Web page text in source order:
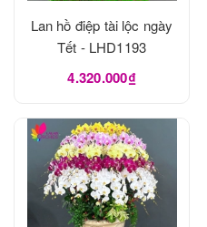
Lan hồ điệp tài lộc ngày
Tết - LHD1193
4.320.000₫